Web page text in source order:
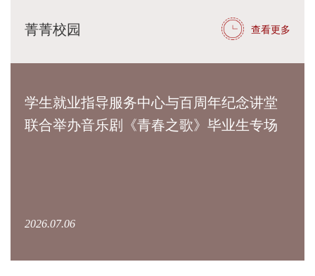
菁菁校园 查看更多
学生就业指导服务中心与百周年纪念讲堂
联合举办音乐剧《青春之歌》毕业生专场
2026.07.06